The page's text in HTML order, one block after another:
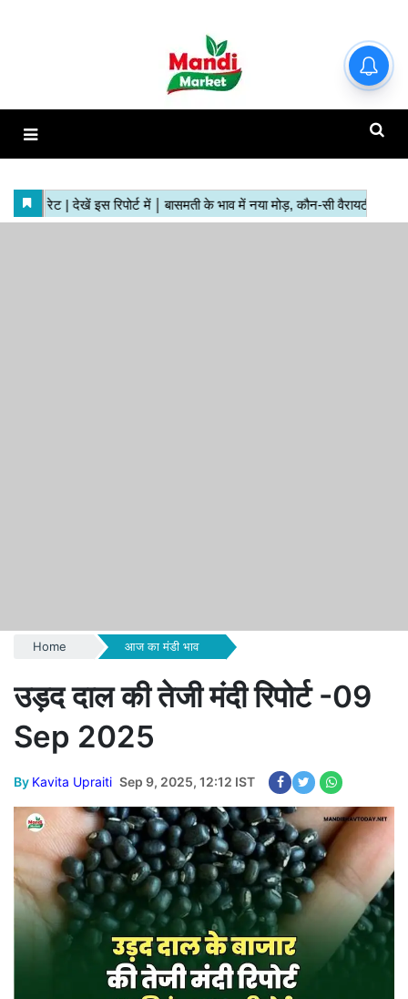
Home आज का मंडी भाव
उड़द दाल की तेजी मंदी रिपोर्ट -09
Sep 2025
By Kavita Upraiti Sep 9, 2025, 12:12 IST
हाजिर मंडियों के ताजा रेट | देखें इस
रिपोर्ट में